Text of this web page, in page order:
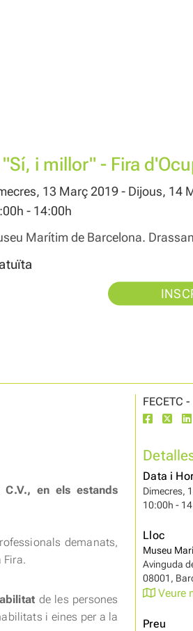
"Sí, i millor" - Fira
13 Març 2019 - Dijous, 14
- 14:00h
Marítim de Barcelona.
en els estands
demanats,
Fira.
de les persones
i eines per a la
FECETC
Data i
Dimecres,
10:00h -
Lloc
Museu
Avinguda
08001,
Veure
Preu